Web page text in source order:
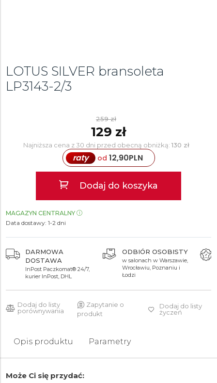
LOTUS SILVER bransoleta
LP3143-2/3
259 zł
129 zł
Najniższa cena z 30 dni przed obecną obniżką: 130 zł
raty od 12,90PLN
Dodaj do koszyka
MAGAZYN CENTRALNY
Data dostawy: 1-2 dni
ODBIÓR OSOBISTY
w salonach w Warszawie,
Wrocławiu, Poznaniu i
Łodzi
AUTORYZOWANY
SPRZEDAWCA
gwarancja oryginalności
wszystkich produktów
Dodaj do listy
porównywania
Zapytanie o
produkt
Dodaj do listy
życzeń
Opis produktu Parametry
Może Ci się przydać: